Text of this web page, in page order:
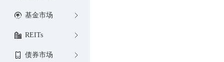
基金市场
REITs
债券市场